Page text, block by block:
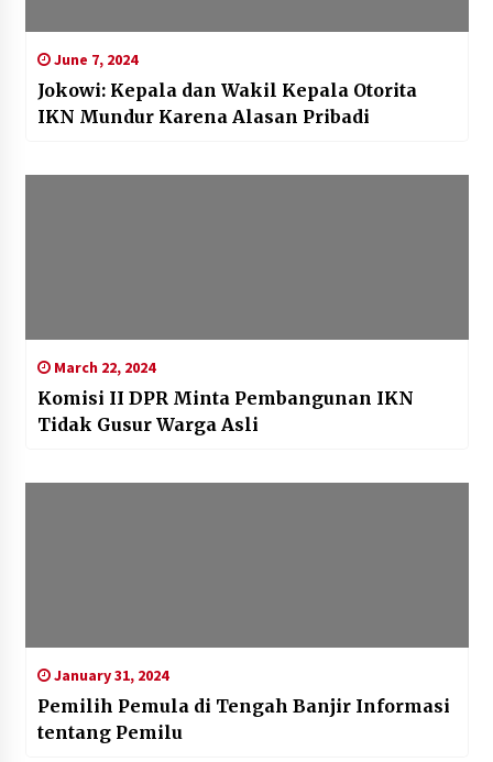
June 7, 2024
Jokowi: Kepala dan Wakil Kepala Otorita
IKN Mundur Karena Alasan Pribadi
March 22, 2024
Komisi II DPR Minta Pembangunan IKN
Tidak Gusur Warga Asli
January 31, 2024
Pemilih Pemula di Tengah Banjir Informasi
tentang Pemilu